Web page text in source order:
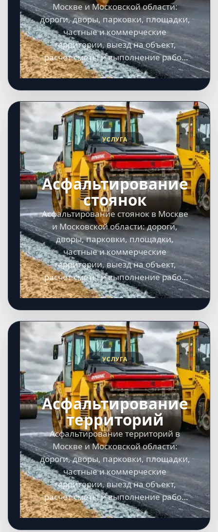
Москве и Московской области:
дороги, дворы, парковки, площадки,
частные и коммерческие
территории, выезд на объект,
расчет сметы и выполнение работ
под ключ.
УСЛУГА
Асфальтирование
стоянок
Асфальтирование стоянок в Москве
и Московской области: дороги,
дворы, парковки, площадки,
частные и коммерческие
территории, выезд на объект,
расчет сметы и выполнение работ
под ключ.
УСЛУГА
Асфальтирование
территорий
Асфальтирование территорий в
Москве и Московской области:
дороги, дворы, парковки, площадки,
частные и коммерческие
территории, выезд на объект,
расчет сметы и выполнение работ
под ключ.